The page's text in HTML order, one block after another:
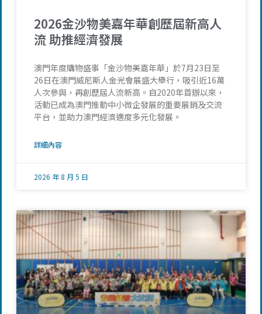
2026金沙物美嘉年華創歷屆新高人
流 助推經濟發展
澳門年度購物盛事「金沙物美嘉年華」於7月23日至
26日在澳門威尼斯人金光會展盛大舉行，吸引近16萬
人次參與，再創歷屆人流新高。自2020年首辦以來，
活動已成為澳門推動中小微企發展的重要展銷及交流
平台，並助力澳門經濟適度多元化發展。
詳細內容
2026 年 8 月 5 日